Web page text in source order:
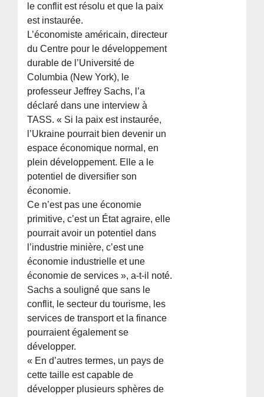
le conflit est résolu et que la paix
est instaurée.
L’économiste américain, directeur
du Centre pour le développement
durable de l’Université de
Columbia (New York), le
professeur Jeffrey Sachs, l’a
déclaré dans une interview à
TASS. « Si la paix est instaurée,
l’Ukraine pourrait bien devenir un
espace économique normal, en
plein développement. Elle a le
potentiel de diversifier son
économie.
Ce n’est pas une économie
primitive, c’est un État agraire, elle
pourrait avoir un potentiel dans
l’industrie minière, c’est une
économie industrielle et une
économie de services », a-t-il noté.
Sachs a souligné que sans le
conflit, le secteur du tourisme, les
services de transport et la finance
pourraient également se
développer.
« En d’autres termes, un pays de
cette taille est capable de
développer plusieurs sphères de